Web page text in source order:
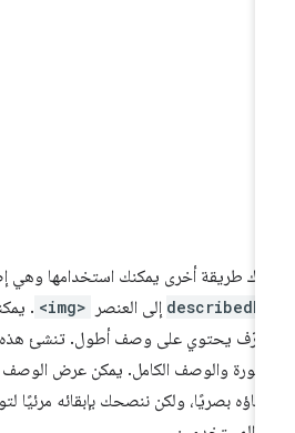
طريقة أخرى يمكنك استخدامها وهي
إلى العنصر <img> . يمكنك
يحتوي على وصف أطول. تنشئ هذه
والوصف الكامل. يمكن عرض الوصف
بصريًا، ولكن ننصحك بإبقائه مرئيًا